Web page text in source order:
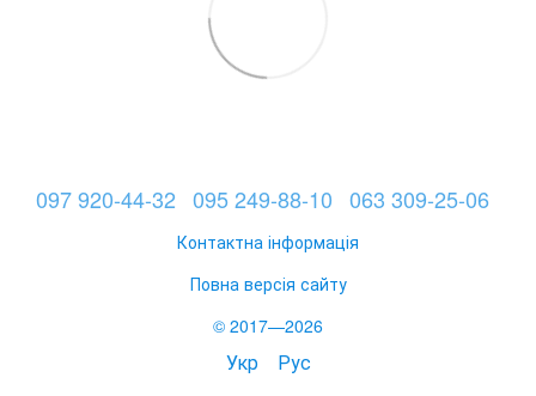
097 920-44-32 095 249-88-10 063 309-25-06
Контактна інформація
Повна версія сайту
© 2017—2026
Укр Рус